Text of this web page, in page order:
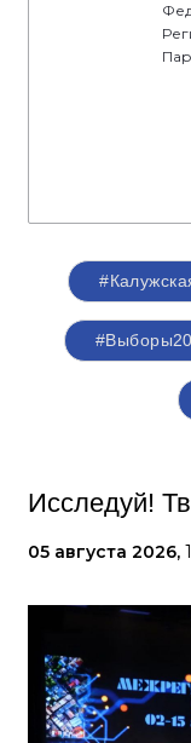
Исследуй!
05 августа 2026,